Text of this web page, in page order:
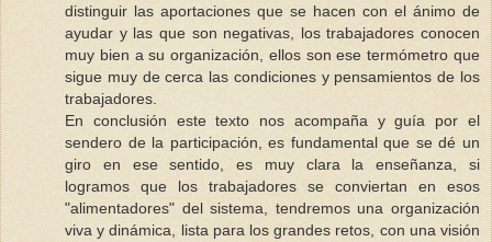
distinguir las aportaciones que se hacen con el ánimo de
ayudar y las que son negativas, los trabajadores conocen
muy bien a su organización, ellos son ese termómetro que
sigue muy de cerca las condiciones y pensamientos de los
trabajadores.
En conclusión este texto nos acompaña y guía por el
sendero de la participación, es fundamental que se dé un
giro en ese sentido, es muy clara la enseñanza, si
logramos que los trabajadores se conviertan en esos
"alimentadores" del sistema, tendremos una organización
viva y dinámica, lista para los grandes retos, con una visión